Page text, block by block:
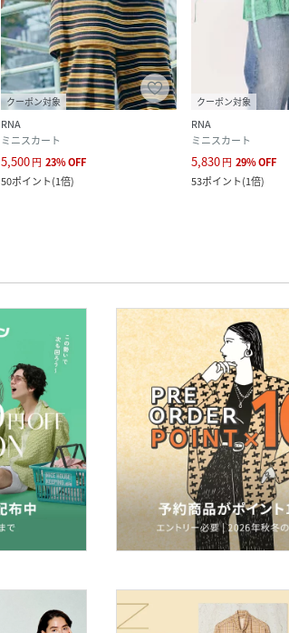
クーポン対象
RNA
ミニスカート
5,500円 23%OFF
50ポイント(1倍)
クーポン対象
RNA
ミニスカート
5,830円 29%OFF
53ポイント(1倍)